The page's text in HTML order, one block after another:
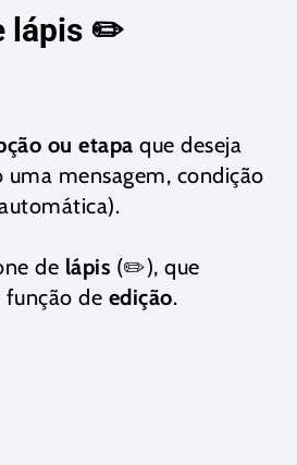
lápis ✏️
ou etapa que deseja
uma mensagem, condição
de lápis (✏️), que
função de edição.